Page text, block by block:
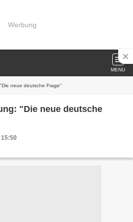
Werbung
MENU
neue deutsche Frage"
"Die neue deutsche